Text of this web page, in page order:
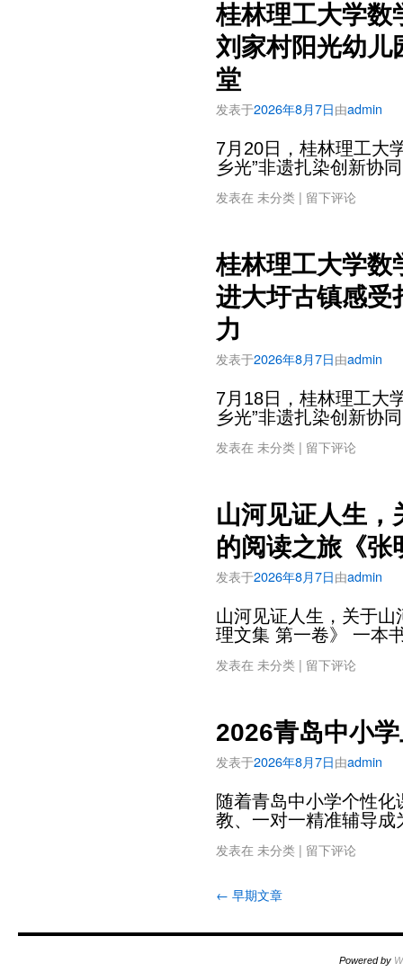
桂林理工大学数
刘家村阳光幼儿
堂
发表于2026年8月7日由admin
7月20日，桂林理工大
乡光”非遗扎染创新协
发表在 未分类 | 留下评论
桂林理工大学数
进大圩古镇感受
力
发表于2026年8月7日由admin
7月18日，桂林理工大
乡光”非遗扎染创新协
发表在 未分类 | 留下评论
山河见证人生，
的阅读之旅《张
发表于2026年8月7日由admin
山河见证人生，关于
理文集 第一卷》 一本
发表在 未分类 | 留下评论
2026青岛中小
发表于2026年8月7日由admin
随着青岛中小学个性
教、一对一精准辅导
发表在 未分类 | 留下评论
← 早期文章
Powered by